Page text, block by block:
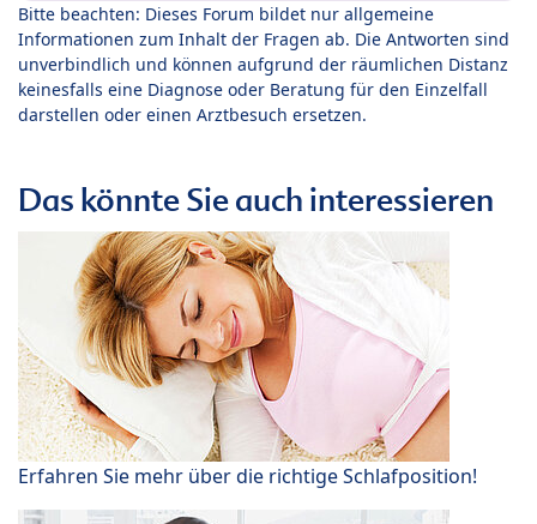
Bitte beachten: Dieses Forum bildet nur allgemeine
Informationen zum Inhalt der Fragen ab. Die Antworten sind
unverbindlich und können aufgrund der räumlichen Distanz
keinesfalls eine Diagnose oder Beratung für den Einzelfall
darstellen oder einen Arztbesuch ersetzen.
Das könnte Sie auch interessieren
Erfahren Sie mehr über die richtige Schlafposition!